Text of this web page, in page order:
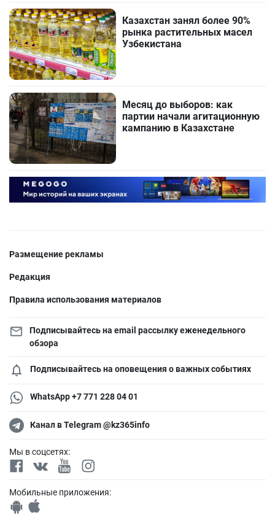
Казахстан занял более 90%
рынка растительных масел
Узбекистана
Месяц до выборов: как
партии начали агитационную
кампанию в Казахстане
Размещение рекламы
Редакция
Правила использования материалов
Подписывайтесь на email рассылку еженедельного
обзора
Подписывайтесь на оповещения о важных событиях
WhatsApp +7 771 228 04 01
Канал в Telegram @kz365info
Мы в соцсетях:
Мобильные приложения: